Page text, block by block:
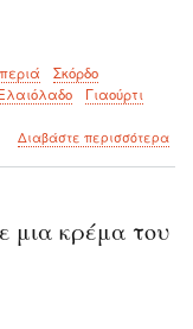
Σκόρδο
Γιαούρτι
Διαβάστε περισσότεραγια
μια κρέμα του